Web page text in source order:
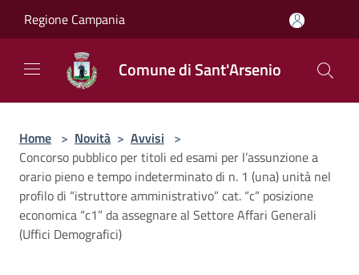
Regione Campania
Comune di Sant'Arsenio
Home > Novità > Avvisi >
Concorso pubblico per titoli ed esami per l’assunzione a
orario pieno e tempo indeterminato di n. 1 (una) unità nel
profilo di “istruttore amministrativo” cat. “c” posizione
economica “c1” da assegnare al Settore Affari Generali
(Uffici Demografici)